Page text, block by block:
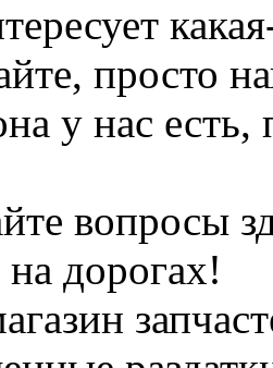
просто
у нас
вопросы
дорогах!